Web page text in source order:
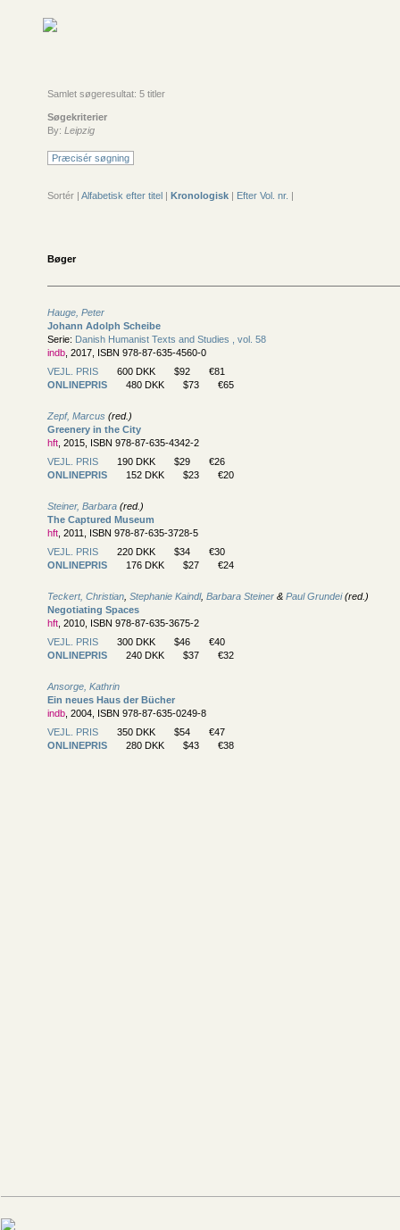
Samlet søgeresultat: 5 titler
Søgekriterier
By: Leipzig
Præcisér søgning
Sortér | Alfabetisk efter titel | Kronologisk | Efter Vol. nr. |
Bøger
Hauge, Peter
Johann Adolph Scheibe
Serie: Danish Humanist Texts and Studies , vol. 58
indb , 2017, ISBN 978-87-635-4560-0
VEJL. PRIS
600 DKK $92
€81
ONLINEPRIS
480 DKK $73 €65
Zepf, Marcus (red.)
Greenery in the City
hft , 2015, ISBN 978-87-635-4342-2
VEJL. PRIS
190 DKK $29
€26
ONLINEPRIS
152 DKK $23 €20
Steiner, Barbara (red.)
The Captured Museum
hft , 2011, ISBN 978-87-635-3728-5
VEJL. PRIS
220 DKK $34
€30
ONLINEPRIS
176 DKK $27 €24
Teckert, Christian Stephanie Kaindl, Barbara Steiner & Paul Grundei(red.)
Negotiating Spaces
hft , 2010, ISBN 978-87-635-3675-2
VEJL. PRIS
300 DKK $46
€40
ONLINEPRIS
240 DKK $37 €32
Ansorge, Kathrin
Ein neues Haus der Bücher
indb , 2004, ISBN 978-87-635-0249-8
VEJL. PRIS
350 DKK $54
€47
ONLINEPRIS
280 DKK $43 €38